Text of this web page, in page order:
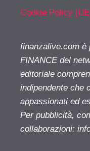
Cookie Policy
finanzalive.com è
FINANCE del
editoriale
indipendente che
appassionati ed
Per pubblicità,
collaborazioni: